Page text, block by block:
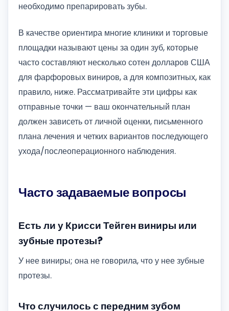
необходимо препарировать зубы.
В качестве ориентира многие клиники и торговые
площадки называют цены за один зуб, которые
часто составляют несколько сотен долларов США
для фарфоровых виниров, а для композитных, как
правило, ниже. Рассматривайте эти цифры как
отправные точки — ваш окончательный план
должен зависеть от личной оценки, письменного
плана лечения и четких вариантов последующего
ухода/послеоперационного наблюдения.
Часто задаваемые вопросы
Есть ли у Крисси Тейген виниры или
зубные протезы?
У нее виниры; она не говорила, что у нее зубные
протезы.
Что случилось с передним зубом